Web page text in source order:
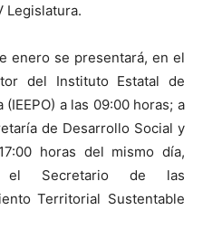
Legislatura.
enero se presentará, en el
del Instituto Estatal de
a las 09:00 horas; a
de Desarrollo Social y
horas del mismo día,
el Secretario de las
Territorial Sustentable